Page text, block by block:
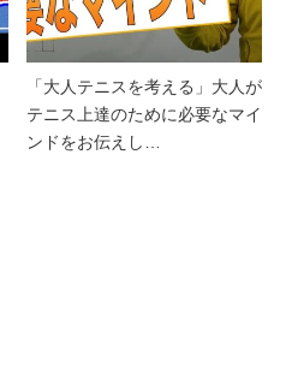
「大人テニスを考える」大人が
テニス上達のために必要なマイ
ンドをお伝えし…